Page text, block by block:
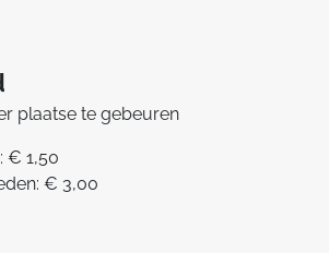
plaatse te gebeuren
€ 1,50
€ 3,00